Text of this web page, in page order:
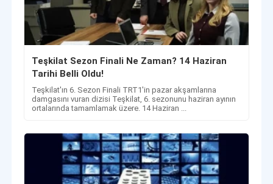
Teşkilat Sezon Finali Ne Zaman? 14 Haziran
Tarihi Belli Oldu!
Teşkilat'ın 6. Sezon Finali TRT1'in pazar akşamlarına
damgasını vuran dizisi Teşkilat, 6. sezonunu haziran ayının
ortalarında tamamlamak üzere. 14 Haziran ...